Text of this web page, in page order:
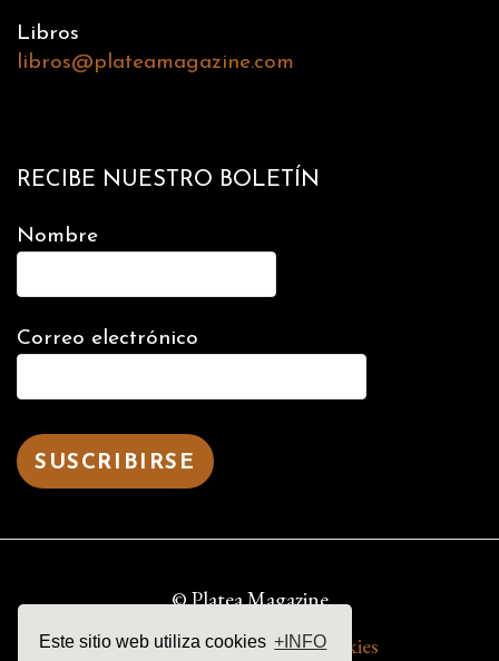
Este sitio web utiliza cookies +INFO
Libros
libros@plateamagazine.com
RECIBE NUESTRO BOLETÍN
Nombre
Correo electrónico
© Platea Magazine
aviso legal | política de cookies